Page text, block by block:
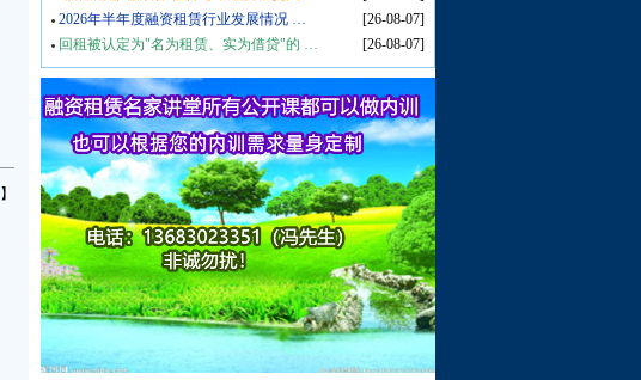
】
[26-08-07]
2026年半年度融资租赁行业发展情况 …
[26-08-07]
回租被认定为"名为租赁、实为借贷"的 …